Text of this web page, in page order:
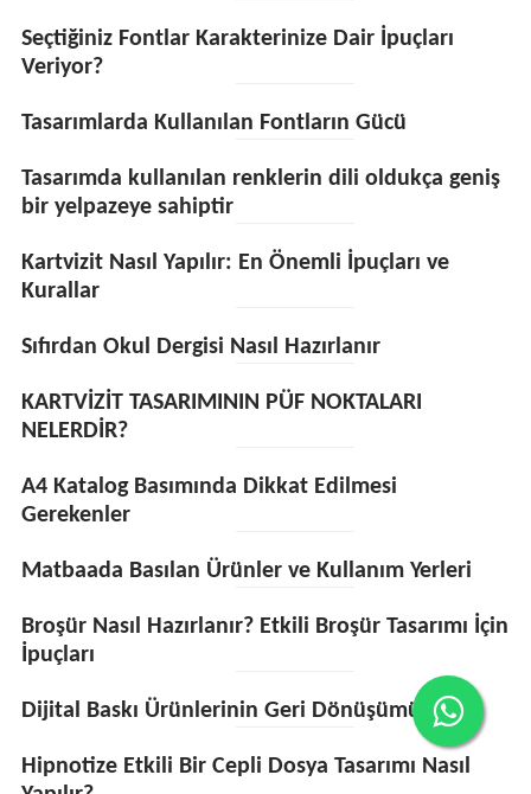
Seçtiğiniz Fontlar Karakterinize Dair İpuçları
Veriyor?
Tasarımlarda Kullanılan Fontların Gücü
Tasarımda kullanılan renklerin dili oldukça geniş
bir yelpazeye sahiptir
Kartvizit Nasıl Yapılır: En Önemli İpuçları ve
Kurallar
Sıfırdan Okul Dergisi Nasıl Hazırlanır
KARTVİZİT TASARIMININ PÜF NOKTALARI
NELERDİR?
A4 Katalog Basımında Dikkat Edilmesi
Gerekenler
Matbaada Basılan Ürünler ve Kullanım Yerleri
Broşür Nasıl Hazırlanır? Etkili Broşür Tasarımı İçin
İpuçları
Dijital Baskı Ürünlerinin Geri Dönüşümü
Hipnotize Etkili Bir Cepli Dosya Tasarımı Nasıl